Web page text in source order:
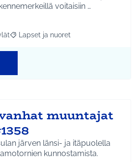
voitaisiin …
mukaan: Etelä-Tuusulan kylät
Rajaa tulokset teeman mukaan: Lapset
Lapset ja nuoret
muuntajat
järven länsi- ja itäpuolella
kunnostamista.